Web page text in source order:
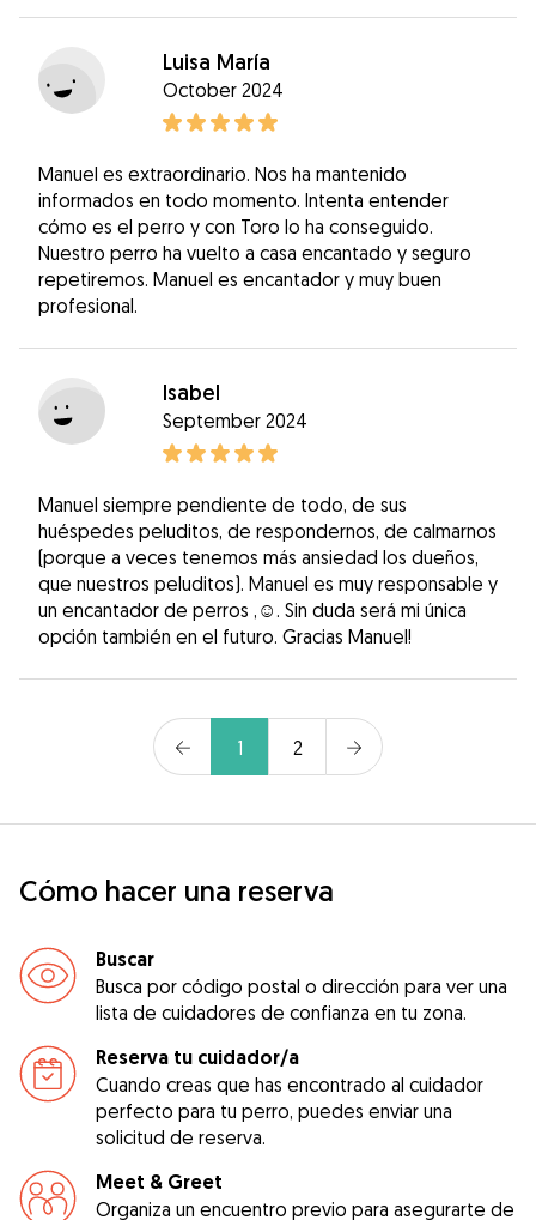
Luisa María
October 2024
Manuel es extraordinario. Nos ha mantenido
informados en todo momento. Intenta entender
cómo es el perro y con Toro lo ha conseguido.
Nuestro perro ha vuelto a casa encantado y seguro
repetiremos. Manuel es encantador y muy buen
profesional.
Isabel
September 2024
Manuel siempre pendiente de todo, de sus
huéspedes peluditos, de respondernos, de calmarnos
(porque a veces tenemos más ansiedad los dueños,
que nuestros peluditos). Manuel es muy responsable y
un encantador de perros ,☺️. Sin duda será mi única
opción también en el futuro. Gracias Manuel!
1 2
Cómo hacer una reserva
Buscar
Busca por código postal o dirección para ver una
lista de cuidadores de confianza en tu zona.
Reserva tu cuidador/a
Cuando creas que has encontrado al cuidador
perfecto para tu perro, puedes enviar una
solicitud de reserva.
Meet & Greet
Organiza un encuentro previo para asegurarte de